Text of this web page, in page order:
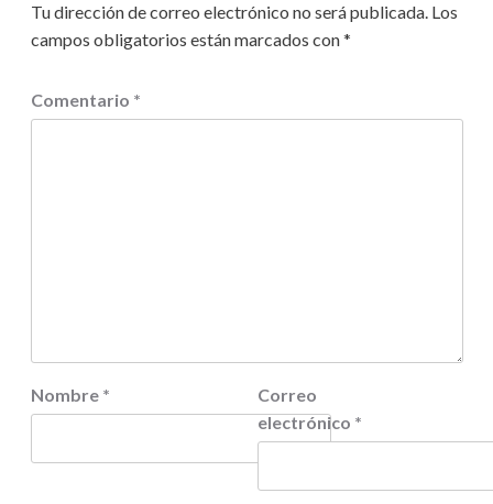
Tu dirección de correo electrónico no será publicada. Los
campos obligatorios están marcados con*
Comentario *
Nombre *
Correo
electrónico *